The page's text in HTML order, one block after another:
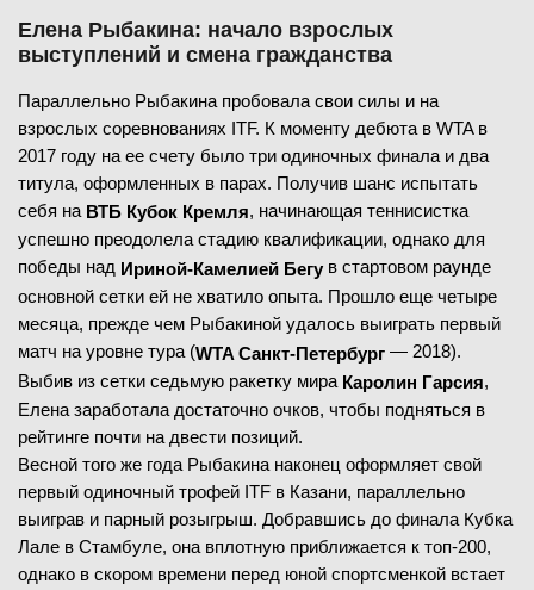
Елена Рыбакина: начало взрослых
выступлений и смена гражданства
Параллельно Рыбакина пробовала свои силы и на
взрослых соревнованиях ITF. К моменту дебюта в WTA в
2017 году на ее счету было три одиночных финала и два
титула, оформленных в парах. Получив шанс испытать
себя на ВТБ Кубок Кремля, начинающая теннисистка
успешно преодолела стадию квалификации, однако для
победы над Ириной-Камелией Бегу в стартовом раунде
основной сетки ей не хватило опыта. Прошло еще четыре
месяца, прежде чем Рыбакиной удалось выиграть первый
матч на уровне тура (WTA Санкт-Петербург — 2018).
Выбив из сетки седьмую ракетку мира Каролин Гарсия,
Елена заработала достаточно очков, чтобы подняться в
рейтинге почти на двести позиций.
Весной того же года Рыбакина наконец оформляет свой
первый одиночный трофей ITF в Казани, параллельно
выиграв и парный розыгрыш. Добравшись до финала Кубка
Лале в Стамбуле, она вплотную приближается к топ-200,
однако в скором времени перед юной спортсменкой встает